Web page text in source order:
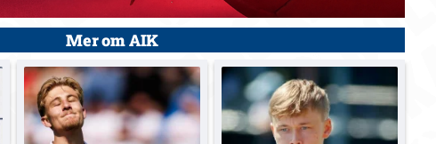
Mer om AIK